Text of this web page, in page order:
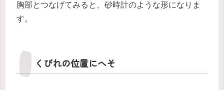
胸部とつなげてみると、砂時計のような形になりま
す。
くびれの位置にへそ